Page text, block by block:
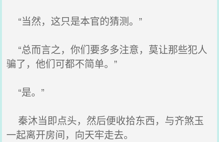
“当然，这只是本官的猜测。”
“总而言之，你们要多多注意，莫让那些犯人
骗了，他们可都不简单。”
“是。”
秦沐当即点头，然后便收拾东西，与齐煞玉
一起离开房间，向天牢走去。